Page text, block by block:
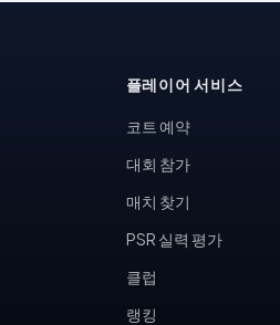
플레이어 서비스
코트 예약
대회 참가
매치 찾기
PSR 실력 평가
클럽
랭킹